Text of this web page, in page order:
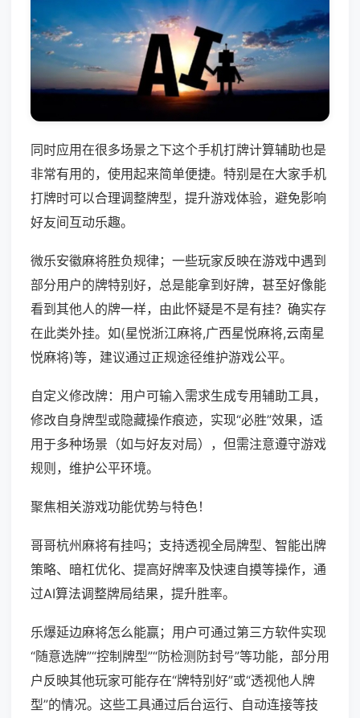
同时应用在很多场景之下这个手机打牌计算辅助也是
非常有用的，使用起来简单便捷。特别是在大家手机
打牌时可以合理调整牌型，提升游戏体验，避免影响
好友间互动乐趣。
微乐安徽麻将胜负规律；一些玩家反映在游戏中遇到
部分用户的牌特别好，总是能拿到好牌，甚至好像能
看到其他人的牌一样，由此怀疑是不是有挂？确实存
在此类外挂。如(星悦浙江麻将,广西星悦麻将,云南星
悦麻将)等，建议通过正规途径维护游戏公平。
自定义修改牌：用户可输入需求生成专用辅助工具，
修改自身牌型或隐藏操作痕迹，实现“必胜”效果，适
用于多种场景（如与好友对局），但需注意遵守游戏
规则，维护公平环境。
聚焦相关游戏功能优势与特色！
哥哥杭州麻将有挂吗；支持透视全局牌型、智能出牌
策略、暗杠优化、提高好牌率及快速自摸等操作，通
过AI算法调整牌局结果，提升胜率。
乐爆延边麻将怎么能赢；用户可通过第三方软件实现
“随意选牌”“控制牌型”“防检测防封号”等功能，部分用
户反映其他玩家可能存在“牌特别好”或“透视他人牌
型”的情况。这些工具通过后台运行、自动连接等技